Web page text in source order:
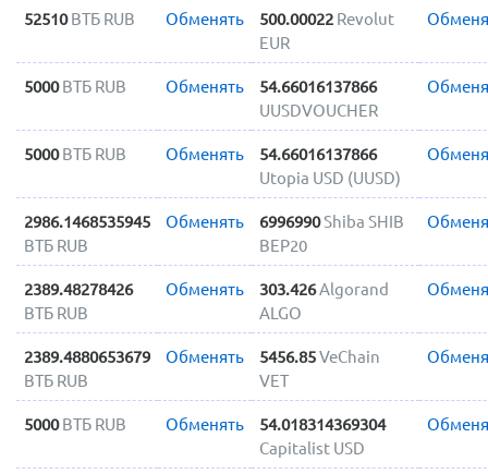
52510 ВТБ RUB Обменять 500.00022 Revolut
EUR
5000 ВТБ RUB Обменять
54.66016137866
UUSDVOUCHER
5000 ВТБ RUB Обменять
54.66016137866
Utopia USD (UUSD)
2986.1468535945
ВТБ RUB
Обменять 6996990Shiba SHIB
BEP20
2389.48278426
ВТБ RUB
Обменять 303.426Algorand
ALGO
2389.4880653679
ВТБ RUB
Обменять 5456.85VeChain
VET
5000 ВТБ RUB Обменять
54.018314369304
Capitalist USD